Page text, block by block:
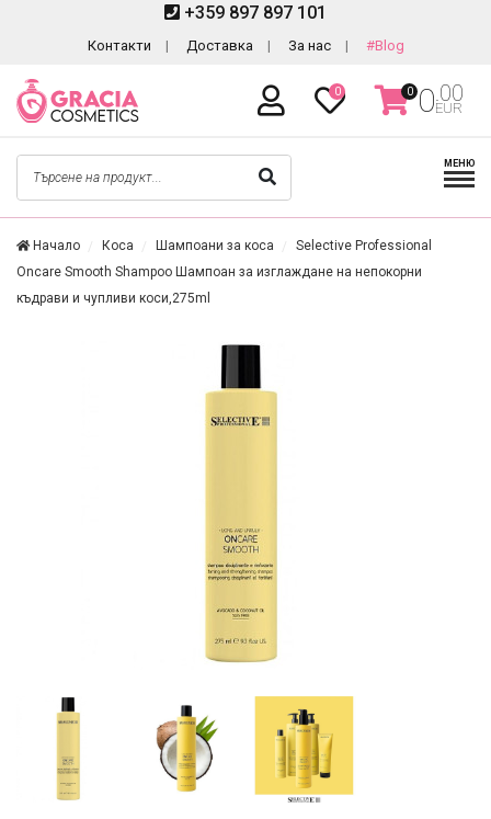
+359 897 897 101
Контакти Доставка За нас #Blog
0 0 0.00
EUR
МЕНЮ
Начало Коса Шампоани за коса
Selective Professional
Oncare Smooth Shampoo Шампоан за изглаждане на непокорни
къдрави и чупливи коси,275ml